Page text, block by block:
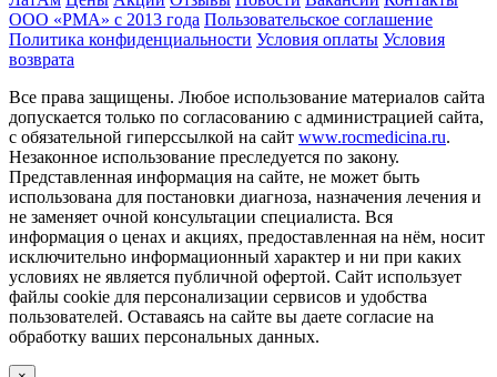
ООО «РМА» c 2013 года Пользовательское соглашение
Политика конфиденциальности Условия оплаты Условия
возврата
Все права защищены. Любое использование материалов сайта
допускается только по согласованию с администрацией сайта,
с обязательной гиперссылкой на сайт www.rocmedicina.ru.
Незаконное использование преследуется по закону.
Представленная информация на сайте, не может быть
использована для постановки диагноза, назначения лечения и
не заменяет очной консультации специалиста. Вся
информация о ценах и акциях, предоставленная на нём, носит
исключительно информационный характер и ни при каких
условиях не является публичной офертой. Сайт использует
файлы cookie для персонализации сервисов и удобства
пользователей. Оставаясь на сайте вы даете согласие на
обработку ваших персональных данных.